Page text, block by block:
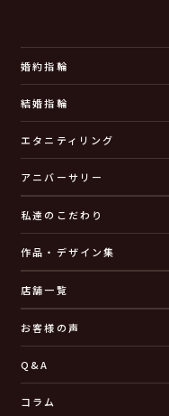
婚約指輪
結婚指輪
エタニティリング
アニバーサリー
私達のこだわり
作品・デザイン集
店舗一覧
お客様の声
Q&A
コラム